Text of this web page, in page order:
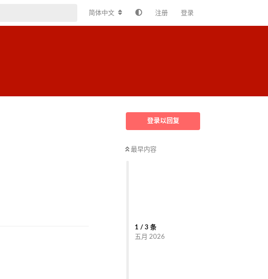
简体中文 注册 登录
登录以回复
最早内容
1 / 3 条
五月 2026